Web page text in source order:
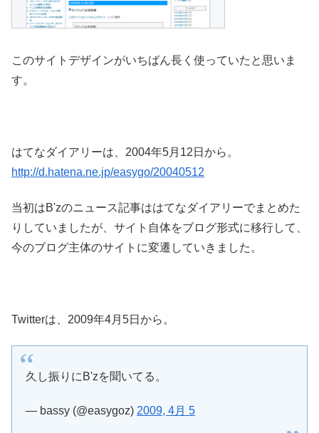
このサイトデザインがいちばん長く使っていたと思いま
す。
はてなダイアリーは、2004年5月12日から。
http://d.hatena.ne.jp/easygo/20040512
当初はB'zのニュース記事ははてなダイアリーでまとめた
りしていましたが、サイト自体をブログ形式に移行して、
今のブログ主体のサイトに変遷していきました。
Twitterは、2009年4月5日から。
久し振りにB'zを聞いてる。
— bassy (@easygoz) 2009, 4月 5